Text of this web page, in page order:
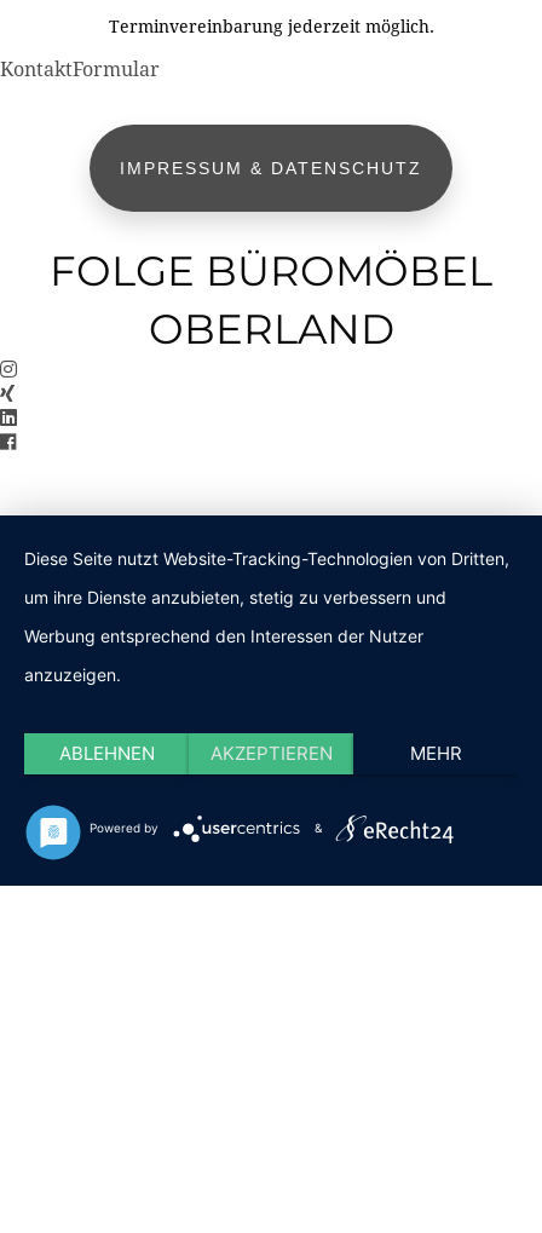
Terminvereinbarung jederzeit möglich.
KontaktFormular
IMPRESSUM & DATENSCHUTZ
FOLGE BÜROMÖBEL
OBERLAND
Diese Seite nutzt Website-Tracking-Technologien von Dritten,
um ihre Dienste anzubieten, stetig zu verbessern und
Werbung entsprechend den Interessen der Nutzer
anzuzeigen.
ABLEHNEN AKZEPTIEREN MEHR
Powered by &